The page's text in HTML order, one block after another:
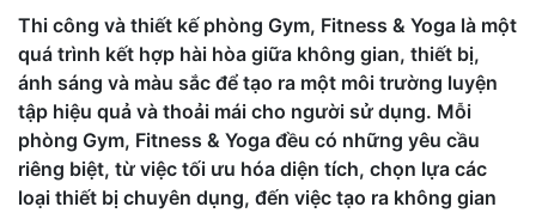
Thi công và thiết kế phòng Gym, Fitness & Yoga là một
quá trình kết hợp hài hòa giữa không gian, thiết bị,
ánh sáng và màu sắc để tạo ra một môi trường luyện
tập hiệu quả và thoải mái cho người sử dụng. Mỗi
phòng Gym, Fitness & Yoga đều có những yêu cầu
riêng biệt, từ việc tối ưu hóa diện tích, chọn lựa các
loại thiết bị chuyên dụng, đến việc tạo ra không gian